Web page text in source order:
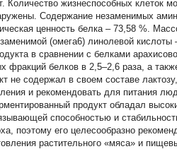
жизнеспособных клеток
Содержание незаменимых
ценность белка – 73,58 %.
(омега6) линолевой кислоты
в сравнении с белками
фракций белков в 2,5–2,6 раза, а
не содержал в своем составе
и рекомендовать для питания
продукт обладал
способностью и
поэтому его целесообразно
растительного «мяса» и